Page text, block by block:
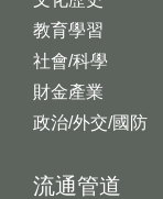
教育學習
社會/科學
財金產業
政治/外交/國防
流通管道